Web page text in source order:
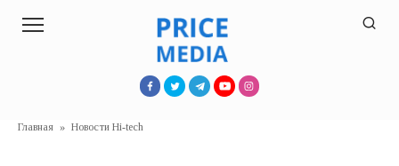
Главная » Новости Hi-tech